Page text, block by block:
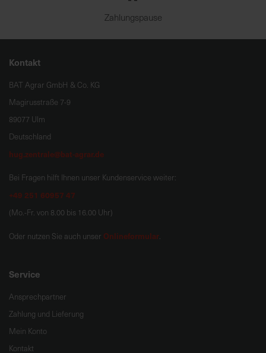
Zahlungspause
Kontakt
BAT Agrar GmbH & Co. KG
Magirusstraße 7-9
89077 Ulm
Deutschland
hug.zentrale@bat-agrar.de
Bei Fragen hilft Ihnen unser Kundenservice weiter:
+49 251 60957 47
(Mo.-Fr. von 8.00 bis 16.00 Uhr)
Oder nutzen Sie auch unser Onlineformular.
Service
Ansprechpartner
Zahlung und Lieferung
Mein Konto
Kontakt